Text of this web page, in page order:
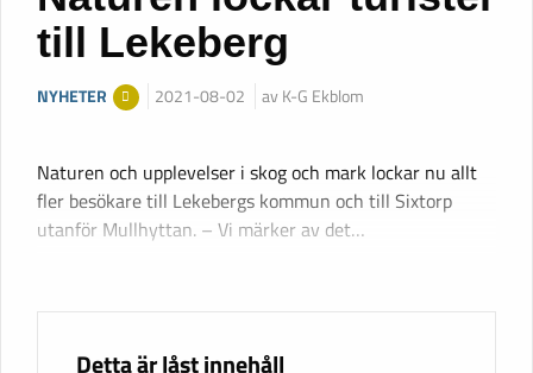
till Lekeberg
NYHETER 2021-08-02 av K-G Ekblom
Naturen och upplevelser i skog och mark lockar nu allt
fler besökare till Lekebergs kommun och till Sixtorp
utanför Mullhyttan. – Vi märker av det…
Detta är låst innehåll